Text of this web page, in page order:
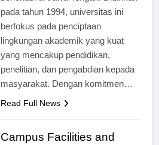
berlokasi di Jawa Tengah. Didirikan
pada tahun 1994, universitas ini
berfokus pada penciptaan
lingkungan akademik yang kuat
yang mencakup pendidikan,
penelitian, dan pengabdian kepada